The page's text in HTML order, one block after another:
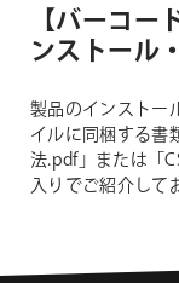
【バーコー
ンストール
製品のインストー
イルに同梱する書
法.pdf」または「
入りでご紹介して